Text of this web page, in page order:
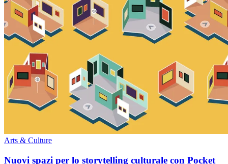
Arts & Culture
Nuovi spazi per lo storytelling culturale con Pocket